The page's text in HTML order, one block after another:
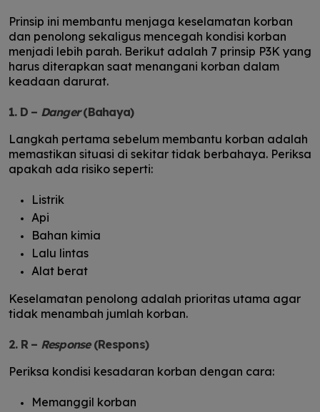
Prinsip ini membantu menjaga keselamatan korban
dan penolong sekaligus mencegah kondisi korban
menjadi lebih parah. Berikut adalah 7 prinsip P3K yang
harus diterapkan saat menangani korban dalam
keadaan darurat.
1. D – Danger(Bahaya)
Langkah pertama sebelum membantu korban adalah
memastikan situasi di sekitar tidak berbahaya. Periksa
apakah ada risiko seperti:
Listrik
Api
Bahan kimia
Lalu lintas
Alat berat
Keselamatan penolong adalah prioritas utama agar
tidak menambah jumlah korban.
2. R – Response(Respons)
Periksa kondisi kesadaran korban dengan cara:
Memanggil korban